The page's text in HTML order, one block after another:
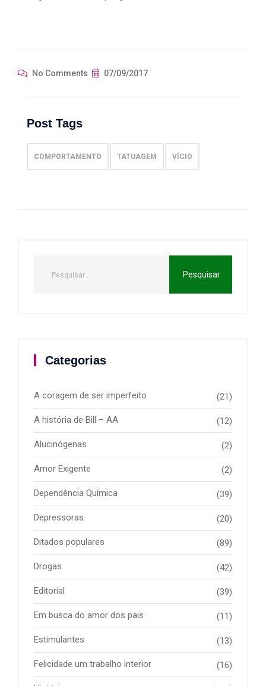
No Comments 07/09/2017
Post Tags
COMPORTAMENTO TATUAGEM VÍCIO
Categorias
A coragem de ser imperfeito (21)
A história de Bill – AA (12)
Alucinógenas (2)
Amor Exigente (2)
Dependência Química (39)
Depressoras (20)
Ditados populares (89)
Drogas (42)
Editorial (39)
Em busca do amor dos pais (11)
Estimulantes (13)
Felicidade um trabalho interior (16)